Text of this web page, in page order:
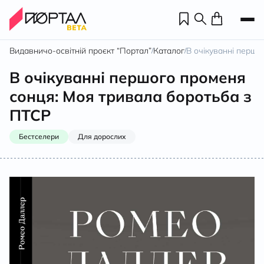
Видавничо-освітній проєкт “Портал”/Каталог/В очікуванні
В очікуванні першого променя
сонця: Моя тривала боротьба з
ПТСР
Бестселери Для дорослих